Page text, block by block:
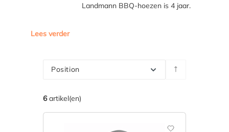
Landmann BBQ-hoezen is 4 jaar.
Lees verder
Position
6artikel(en)